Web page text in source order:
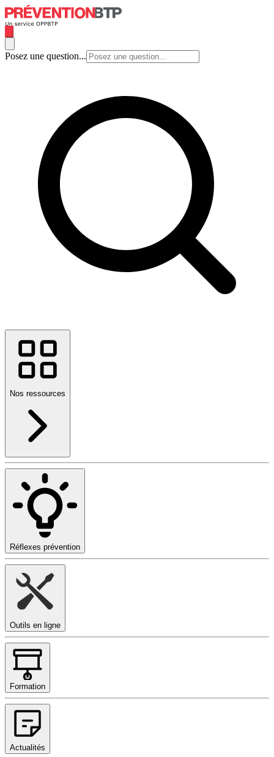
Posez une question...
Nos ressources
Réflexes prévention
Outils en ligne
Formation
Actualités